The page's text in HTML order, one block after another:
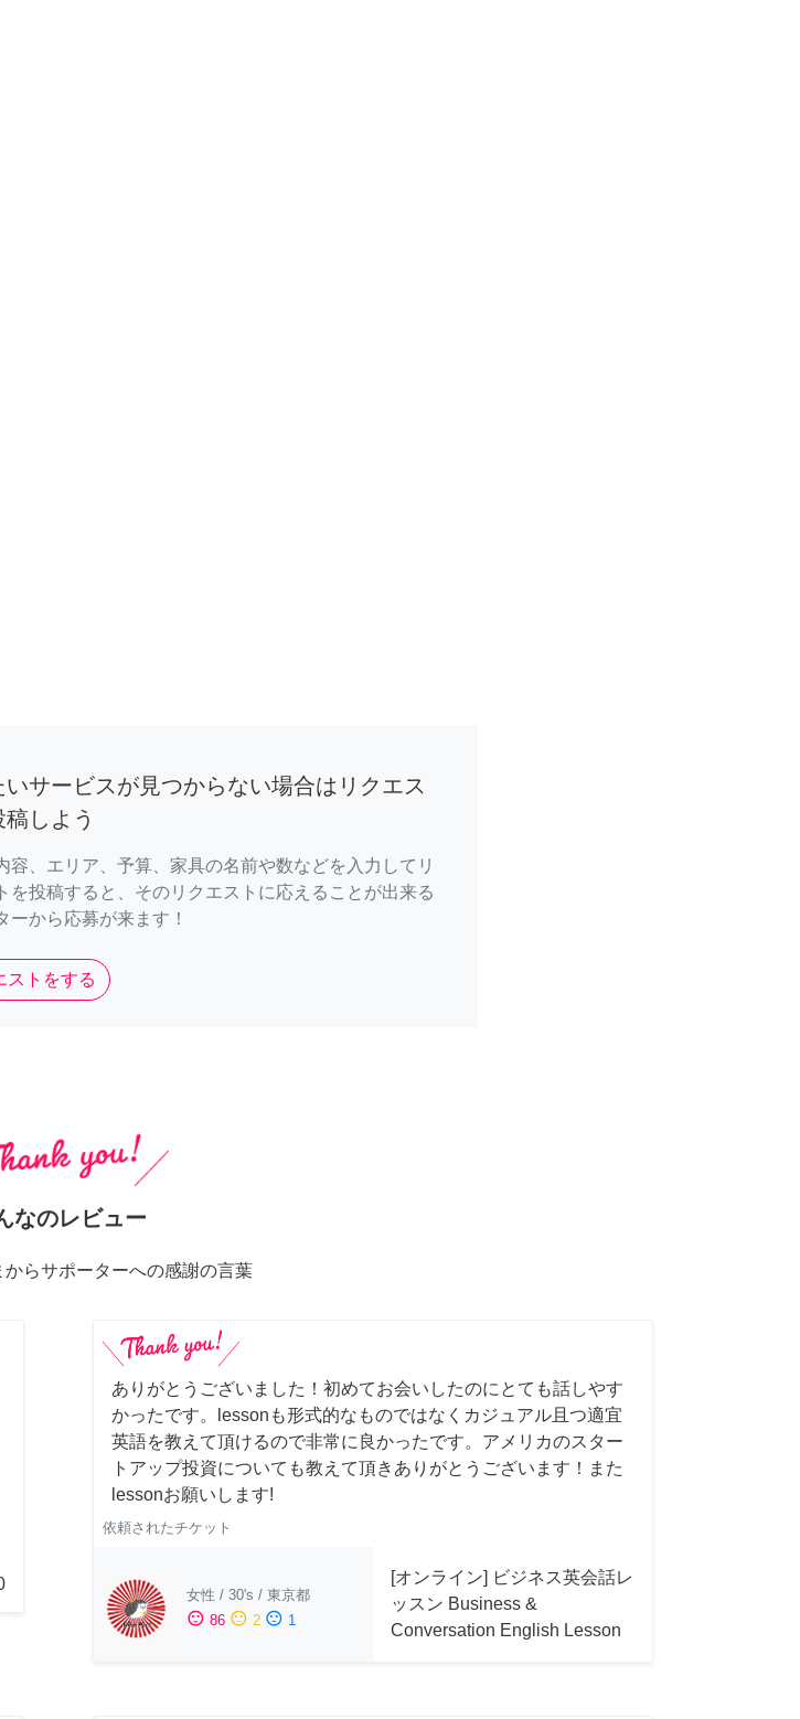
いサービスが見つからない場合はリクエス
稿しよう
容、エリア、予算、家具の名前や数などを入力してリ
を投稿すると、そのリクエストに応えることが出来る
ーから応募が来ます！
ストをする
なのレビュー
らサポーターへの感謝の言葉
ありがとうございました！初めてお会いしたのにとても話しやす
かったです。lessonも形式的なものではなくカジュアル且つ適宜
英語を教えて頂けるので非常に良かったです。アメリカのスター
トアップ投資についても教えて頂きありがとうございます！また
lessonお願いします!
依頼されたチケット
女性 / 30's / 東京都
sentiment_satisfied 86 sentiment_neutral 2 sentiment_dissatisfied 1
[オンライン] ビジネス英会話レ
ッスン Business &
Conversation English Lesson